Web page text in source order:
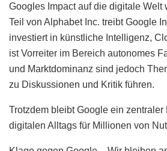
Googles Impact auf die digitale Welt
Teil von Alphabet Inc. treibt Google
investiert in künstliche Intelligenz,
ist Vorreiter im Bereich autonomes
und Marktdominanz sind jedoch
zu Diskussionen und Kritik führen.
Trotzdem bleibt Google ein zentraler
digitalen Alltags für Millionen von